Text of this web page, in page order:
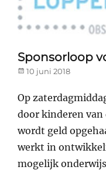
Sponsorloop
Posted
10 juni 2018
Op
door kinderen van
wordt geld
werkt in
mogelijk